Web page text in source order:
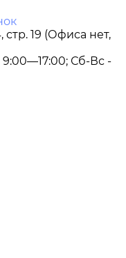
стр. 19 (Офиса нет,
Сб-Вс -